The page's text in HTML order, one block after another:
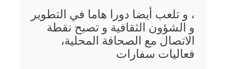
، و تلعب أيضا دورا هاما في التطوير
و الشؤون الثقافية و تصبح نقطة
الاتصال مع الصحافة المحلية،
فعاليات سفارات